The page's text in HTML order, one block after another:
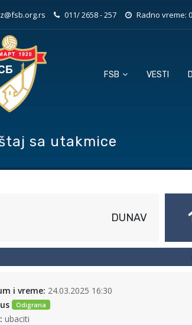
011/ 2658 - 257 Radno vreme:
FSB VESTI
sa utakmice
DUNAV
i vreme: 24.03.2025 16:30
Odigrana
ubaciti